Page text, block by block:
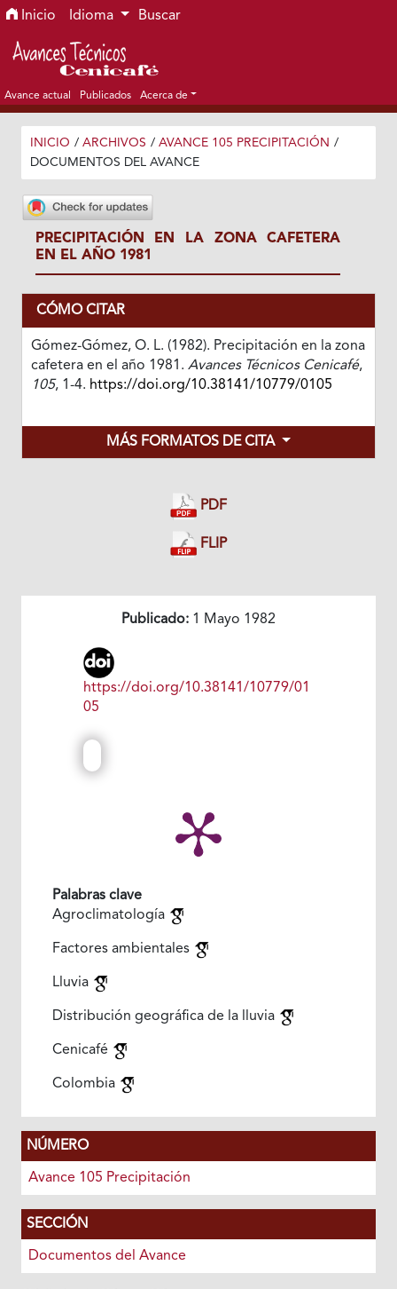
Ir al menú de navegación principal
Ir al contenido principal
Ir al pie de página del sitio
Inicio Idioma Buscar
Avance actual Publicados Acerca de
INICIO / ARCHIVOS / AVANCE 105 PRECIPITACIÓN /
DOCUMENTOS DEL AVANCE
PRECIPITACIÓN EN LA ZONA CAFETERA
EN EL AÑO 1981
CÓMO CITAR
Gómez-Gómez, O. L. (1982). Precipitación en la zona
cafetera en el año 1981. Avances Técnicos Cenicafé,
105, 1-4. https://doi.org/10.38141/10779/0105
MÁS FORMATOS DE CITA
PDF
FLIP
Publicado: 1 Mayo 1982
https://doi.org/10.38141/10779/01
05
Palabras clave
Agroclimatología
Factores ambientales
Lluvia
Distribución geográfica de la lluvia
Cenicafé
Colombia
NÚMERO
Avance 105 Precipitación
SECCIÓN
Documentos del Avance